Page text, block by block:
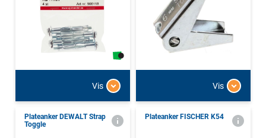
Vis Vis
Plateanker DEWALT Strap
Toggle
Plateanker FISCHER K54